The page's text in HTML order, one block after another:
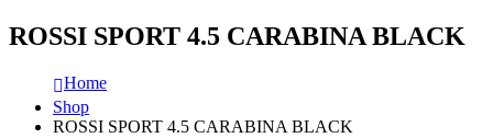
ROSSI SPORT 4.5 CARABINA BLACK
Home
Shop
ROSSI SPORT 4.5 CARABINA BLACK